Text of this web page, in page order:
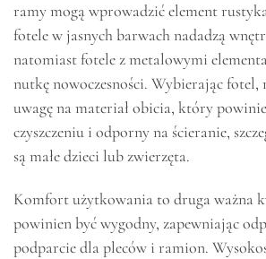
ramy mogą wprowadzić element
fotele w jasnych barwach nadadzą
natomiast fotele z metalowymi
nutkę nowoczesności. Wybierając fotel,
uwagę na materiał obicia, który
czyszczeniu i odporny na ścieranie,
są małe dzieci lub zwierzęta.
Komfort użytkowania to druga ważna
powinien być wygodny, zapewniając
podparcie dla pleców i ramion.